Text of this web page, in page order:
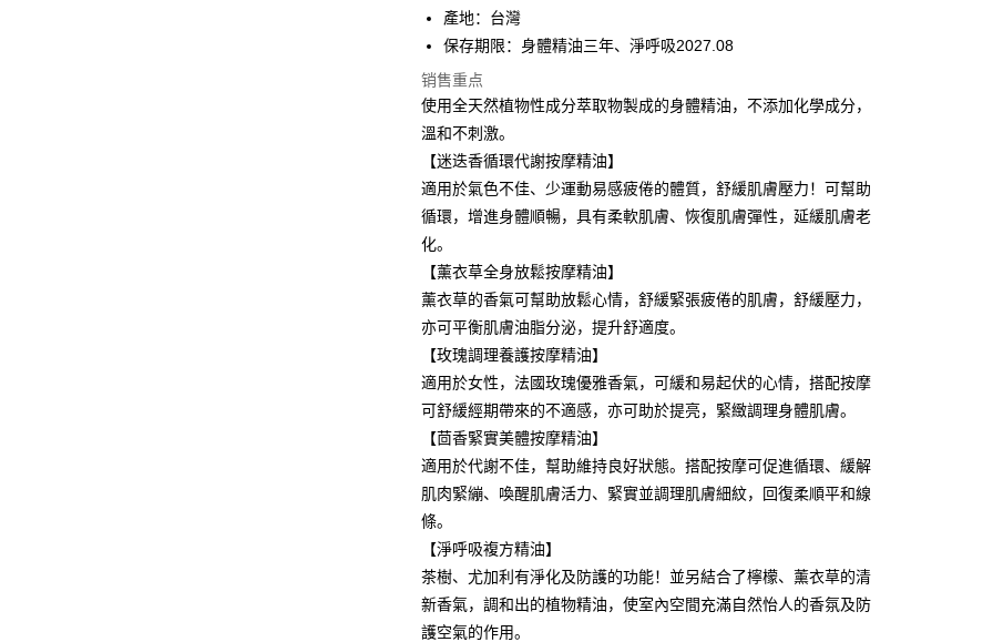
华南商业银行
国泰世华商业银行
兆丰国际商业银行
台湾中小企业银行
汇丰（台湾）商业银行
华泰商业银行
联邦商业银行
玉山商业银行
台新国际商业银行
中国信托商业银行
台湾乐天信用卡公司
合作金库商业银行
华南商业银行
彰化商业银行
国泰世华商业银行
台湾中小企业银行
台中商业银行
汇丰（台湾）商业银行
联邦商业银行
元大商业银行
永丰商业银行
台新国际商业银行
中国信托商业银行
LINE Pay
街口支付
Google Pay
Plus PAY
ATM付款
新竹貨運
每笔NT$80，满NT$2,000(含以上)免运费
離島宅配
每笔NT$120，满NT$2,000(含以上)免运费
產地：台灣
保存期限：身體精油三年、淨呼吸2027.08
销售重点
使用全天然植物性成分萃取物製成的身體精油，不添加化學成分，
溫和不刺激。
【迷迭香循環代謝按摩精油】
適用於氣色不佳、少運動易感疲倦的體質，舒緩肌膚壓力！可幫助
循環，增進身體順暢，具有柔軟肌膚、恢復肌膚彈性，延緩肌膚老
化。
【薰衣草全身放鬆按摩精油】
薰衣草的香氣可幫助放鬆心情，舒緩緊張疲倦的肌膚，舒緩壓力，
亦可平衡肌膚油脂分泌，提升舒適度。
【玫瑰調理養護按摩精油】
適用於女性，法國玫瑰優雅香氣，可緩和易起伏的心情，搭配按摩
可舒緩經期帶來的不適感，亦可助於提亮，緊緻調理身體肌膚。
【茴香緊實美體按摩精油】
適用於代謝不佳，幫助維持良好狀態。搭配按摩可促進循環、緩解
肌肉緊繃、喚醒肌膚活力、緊實並調理肌膚細紋，回復柔順平和線
條。
【淨呼吸複方精油】
茶樹、尤加利有淨化及防護的功能！並另結合了檸檬、薰衣草的清
新香氣，調和出的植物精油，使室內空間充滿自然怡人的香氛及防
護空氣的作用。